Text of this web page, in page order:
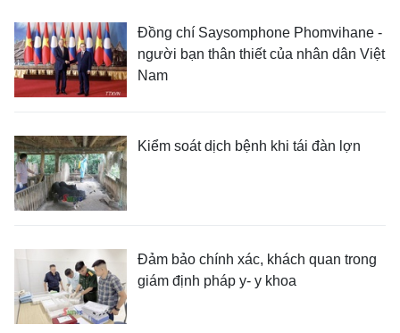
Đồng chí Saysomphone Phomvihane -
người bạn thân thiết của nhân dân Việt
Nam
Kiểm soát dịch bệnh khi tái đàn lợn
Đảm bảo chính xác, khách quan trong
giám định pháp y- y khoa